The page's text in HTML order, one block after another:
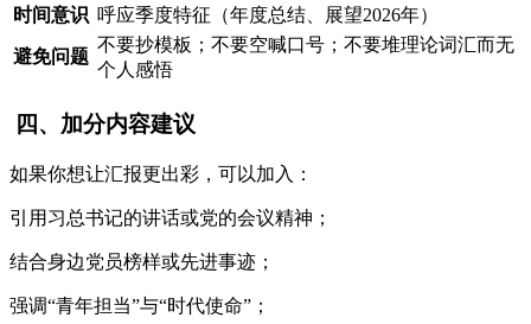
时间意识 呼应季度特征（年度总结、展望2026年）
避免问题
不要抄模板；不要空喊口号；不要堆理论词汇而无
个人感悟
四、加分内容建议
如果你想让汇报更出彩，可以加入：
引用习总书记的讲话或党的会议精神；
结合身边党员榜样或先进事迹；
强调“青年担当”与“时代使命”；